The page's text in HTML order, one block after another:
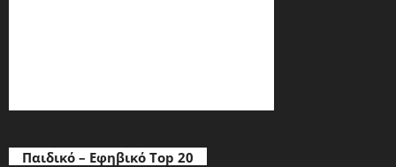
Παιδικό – Εφηβικό Top 20